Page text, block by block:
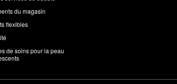
du magasin
flexibles
de soins pour la peau